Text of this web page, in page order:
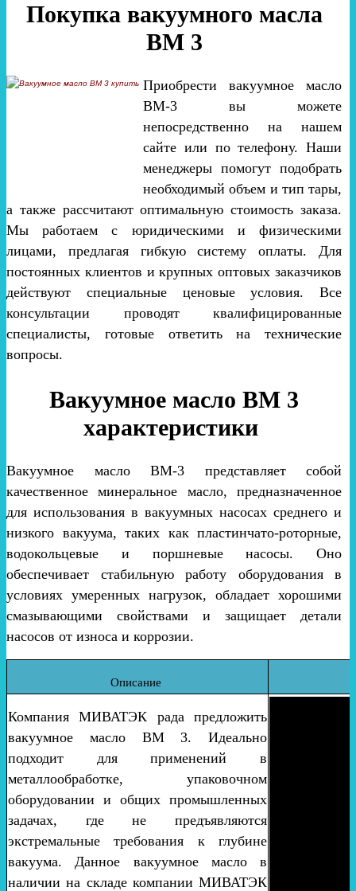
Покупка вакуумного масла
ВМ 3
Приобрести вакуумное масло
ВМ-3 вы можете
непосредственно на нашем
сайте или по телефону. Наши
менеджеры помогут подобрать
необходимый объем и тип тары,
а также рассчитают оптимальную стоимость заказа.
Мы работаем с юридическими и физическими
лицами, предлагая гибкую систему оплаты. Для
постоянных клиентов и крупных оптовых заказчиков
действуют специальные ценовые условия. Все
консультации проводят квалифицированные
специалисты, готовые ответить на технические
вопросы.
Вакуумное масло ВМ 3
характеристики
Вакуумное масло ВМ-3 представляет собой
качественное минеральное масло, предназначенное
для использования в вакуумных насосах среднего и
низкого вакуума, таких как пластинчато-роторные,
водокольцевые и поршневые насосы. Оно
обеспечивает стабильную работу оборудования в
условиях умеренных нагрузок, обладает хорошими
смазывающими свойствами и защищает детали
насосов от износа и коррозии.
Описание
Компания МИВАТЭК рада предложить
вакуумное масло ВМ 3. Идеально
подходит для применений в
металлообработке, упаковочном
оборудовании и общих промышленных
задачах, где не предъявляются
экстремальные требования к глубине
вакуума. Данное вакуумное масло в
наличии на складе компании МИВАТЭК